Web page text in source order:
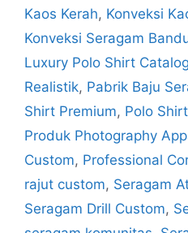
Kaos Kerah, Konveksi
Konveksi Seragam
Luxury Polo Shirt Catalog
Realistik, Pabrik Baju
Shirt Premium, Polo
Produk Photography
Custom, Professional
rajut custom, Seragam
Seragam Drill Custom,